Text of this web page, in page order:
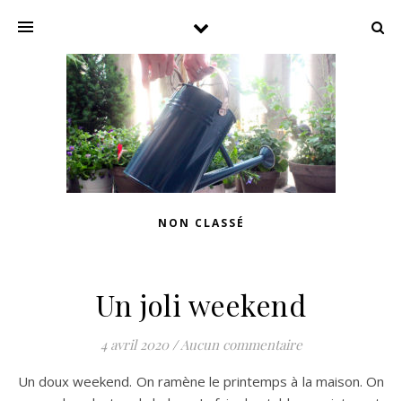
NON CLASSÉ
Un joli weekend
4 avril 2020 /Aucun commentaire
Un doux weekend. On ramène le printemps à la maison. On